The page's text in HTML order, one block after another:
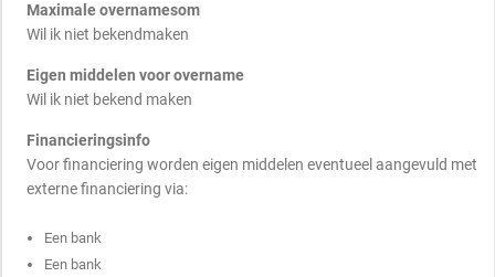
Maximale overnamesom
Wil ik niet bekendmaken
Eigen middelen voor overname
Wil ik niet bekend maken
Financieringsinfo
Voor financiering worden eigen middelen eventueel aangevuld met
externe financiering via:
Een bank
Een bank